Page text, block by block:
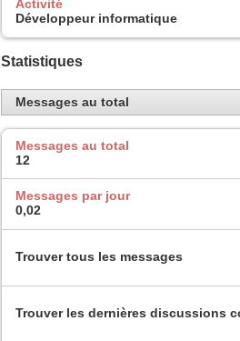
Activité
Développeur informatique
Statistiques
Messages au total
Messages au total
12
Messages par jour
0,02
Trouver tous les messages
Trouver les dernières discussions